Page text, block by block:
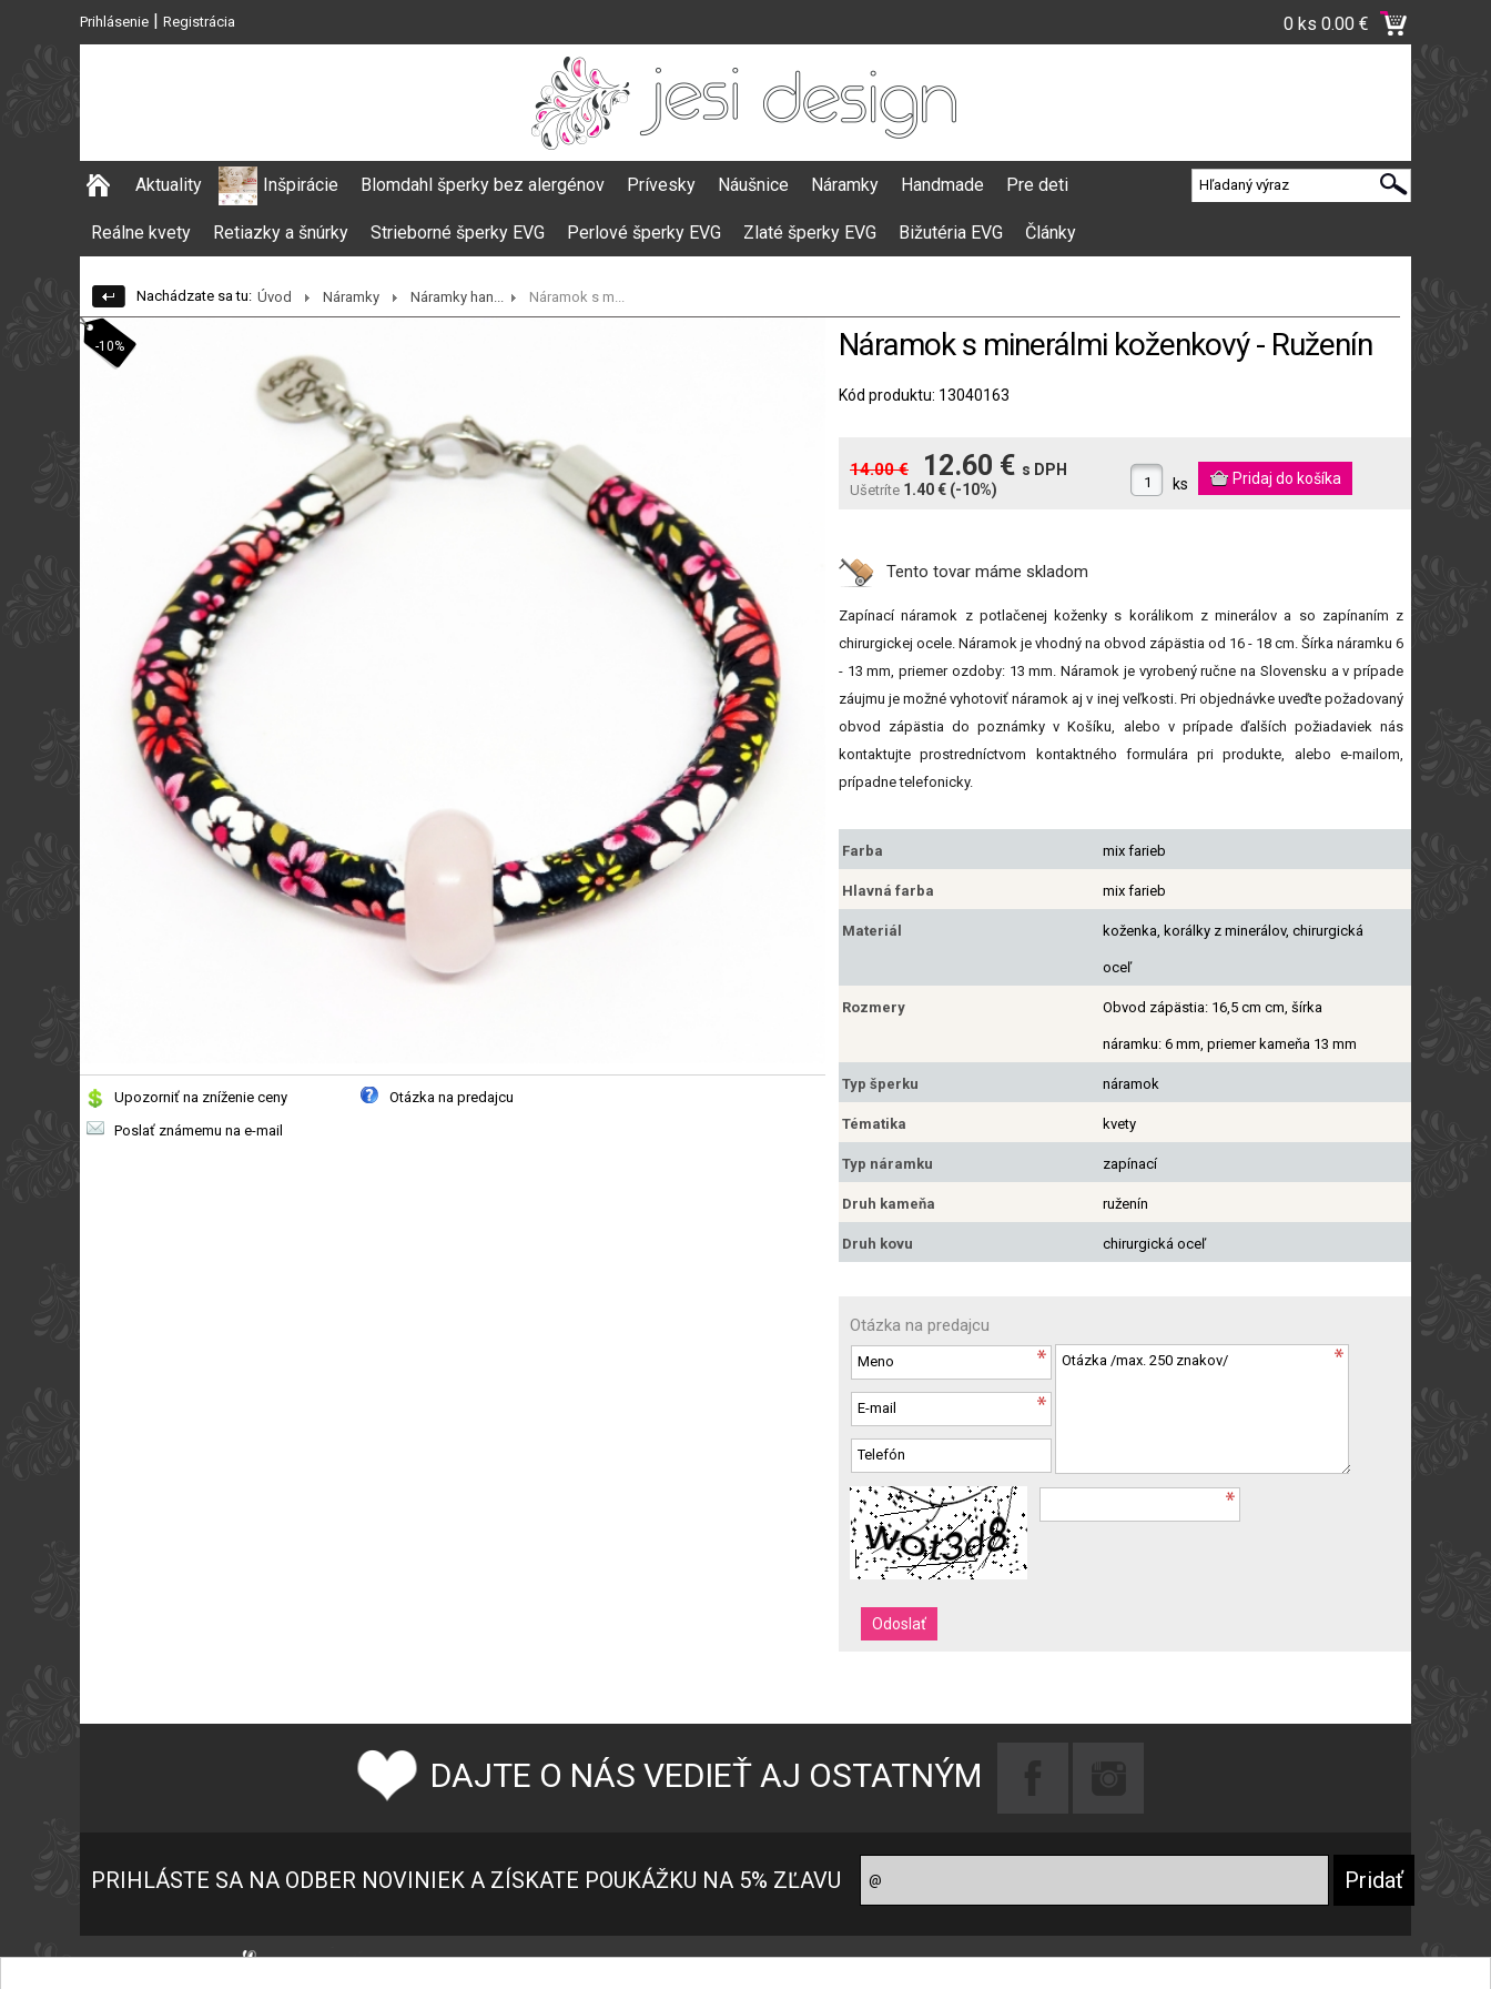
Prihlásenie | Registrácia 0 ks 0.00 €
Aktuality Inšpirácie Blomdahl šperky bez alergénov Prívesky Náušnice Náramky Handmade Pre deti
Reálne kvety Retiazky a šnúrky Strieborné šperky EVG Perlové šperky EVG Zlaté šperky EVG Bižutéria EVG Články
Nachádzate sa tu: Úvod Náramky Náramky han... Náramok s m...
-10%
Upozorniť na zníženie ceny
Otázka na predajcu
Poslať známemu na e-mail
Náramok s minerálmi koženkový - Ruženín
Kód produktu: 13040163
14.00 € 12.60 € s DPH
Ušetríte 1.40 € (-10%) ks
Tento tovar máme skladom
Zapínací náramok z potlačenej koženky s korálikom z minerálov a so zapínaním z
chirurgickej ocele. Náramok je vhodný na obvod zápästia od 16 - 18 cm. Šírka náramku 6
- 13 mm, priemer ozdoby: 13 mm. Náramok je vyrobený ručne na Slovensku a v prípade
záujmu je možné vyhotoviť náramok aj v inej veľkosti. Pri objednávke uveďte požadovaný
obvod zápästia do poznámky v Košíku, alebo v prípade ďalších požiadaviek nás
kontaktujte prostredníctvom kontaktného formulára pri produkte, alebo e-mailom,
prípadne telefonicky.
Farba mix farieb
Hlavná farba mix farieb
Materiál koženka, korálky z minerálov, chirurgická
oceľ
Rozmery Obvod zápästia: 16,5 cm cm, šírka
náramku: 6 mm, priemer kameňa 13 mm
Typ šperku náramok
Tématika kvety
Typ náramku zapínací
Druh kameňa ruženín
Druh kovu chirurgická oceľ
Otázka na predajcu
DAJTE O NÁS VEDIEŤ AJ OSTATNÝM
PRIHLÁSTE SA NA ODBER NOVINIEK A ZÍSKATE POUKÁŽKU NA 5% ZĽAVU